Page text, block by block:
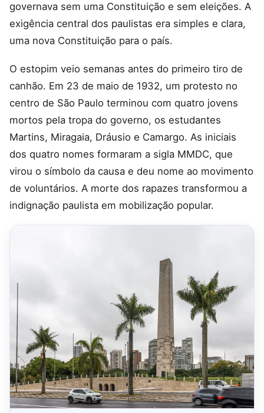
governava sem uma Constituição e sem eleições. A
exigência central dos paulistas era simples e clara,
uma nova Constituição para o país.
O estopim veio semanas antes do primeiro tiro de
canhão. Em 23 de maio de 1932, um protesto no
centro de São Paulo terminou com quatro jovens
mortos pela tropa do governo, os estudantes
Martins, Miragaia, Dráusio e Camargo. As iniciais
dos quatro nomes formaram a sigla MMDC, que
virou o símbolo da causa e deu nome ao movimento
de voluntários. A morte dos rapazes transformou a
indignação paulista em mobilização popular.